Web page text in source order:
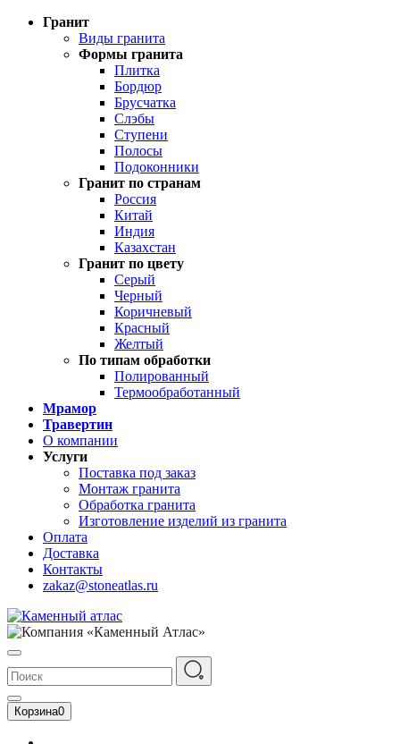
Гранит
Виды гранита
Формы гранита
Плитка
Бордюр
Брусчатка
Слэбы
Ступени
Полосы
Подоконники
Гранит по странам
Россия
Китай
Индия
Казахстан
Гранит по цвету
Серый
Черный
Коричневый
Красный
Желтый
По типам обработки
Полированный
Термообработанный
Мрамор
Травертин
О компании
Услуги
Поставка под заказ
Монтаж гранита
Обработка гранита
Изготовление изделий из гранита
Оплата
Доставка
Контакты
zakaz@stoneatlas.ru
Корзина0